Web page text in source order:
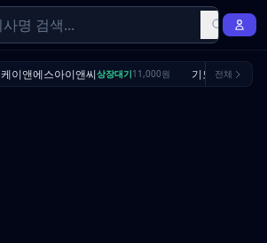
케이앤에스아이앤씨상장대기11,000원 기도산업 수요예
전체